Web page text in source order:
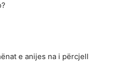
e anijes na i përcjell